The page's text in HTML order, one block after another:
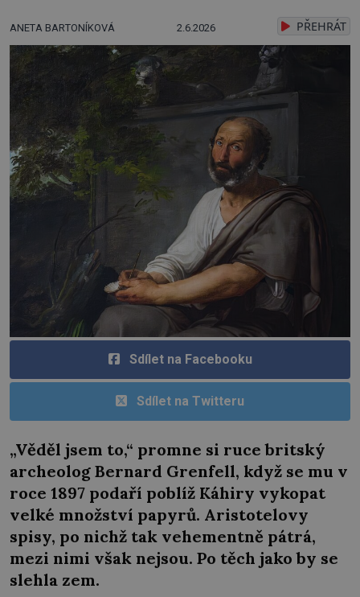
ANETA BARTONÍKOVÁ 2.6.2026 PŘEHRÁT
Sdílet na Facebooku
Sdílet na Twitteru
„Věděl jsem to,“ promne si ruce britský
archeolog Bernard Grenfell, když se mu v
roce 1897 podaří poblíž Káhiry vykopat
velké množství papyrů. Aristotelovy
spisy, po nichž tak vehementně pátrá,
mezi nimi však nejsou. Po těch jako by se
slehla zem.